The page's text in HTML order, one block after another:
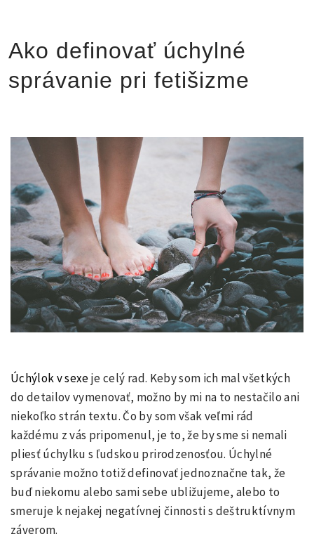
Ako definovať úchylné
správanie pri fetišizme
Úchýlok v sexeje celý rad. Keby som ich mal všetkých
do detailov vymenovať, možno by mi na to nestačilo ani
niekoľko strán textu. Čo by som však veľmi rád
každému z vás pripomenul, je to, že by sme si nemali
pliesť úchylku s ľudskou prirodzenosťou. Úchylné
správanie možno totiž definovať jednoznačne tak, že
buď niekomu alebo sami sebe ubližujeme, alebo to
smeruje k nejakej negatívnej činnosti s deštruktívnym
záverom.